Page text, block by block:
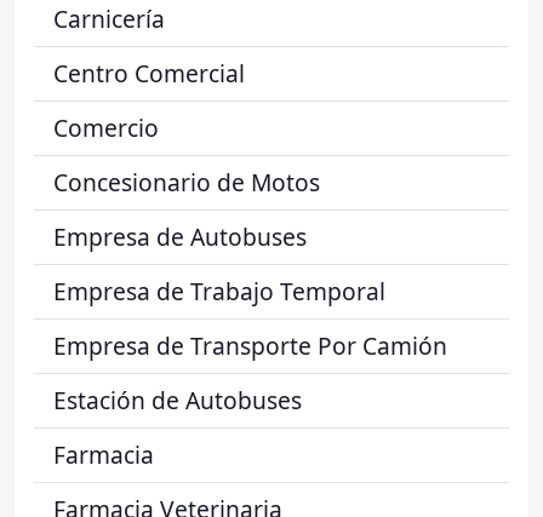
Carnicería
Centro Comercial
Comercio
Concesionario de Motos
Empresa de Autobuses
Empresa de Trabajo Temporal
Empresa de Transporte Por Camión
Estación de Autobuses
Farmacia
Farmacia Veterinaria